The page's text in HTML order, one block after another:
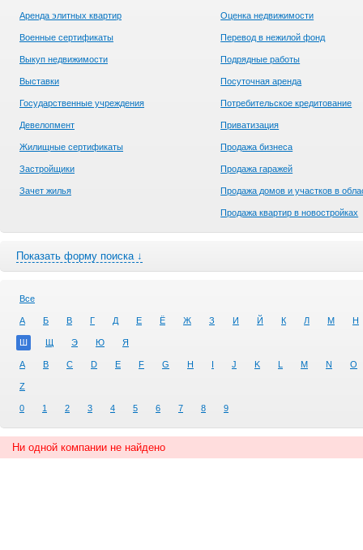
Аренда элитных квартир
Военные сертификаты
Выкуп недвижимости
Выставки
Государственные учреждения
Девелопмент
Жилищные сертификаты
Застройщики
Зачет жилья
Оценка недвижимости
Перевод в нежилой фонд
Подрядные работы
Посуточная аренда
Потребительское кредитование
Приватизация
Продажа бизнеса
Продажа гаражей
Продажа домов и участков в
Продажа квартир в новостройках
Показать форму поиска ↓
Все
А Б В Г Д Е Ё Ж З И Й К Л М Н
Ш Щ Э Ю Я
A B C D E F G H I J K L M N O
Z
0 1 2 3 4 5 6 7 8 9
Ни одной компании не найдено